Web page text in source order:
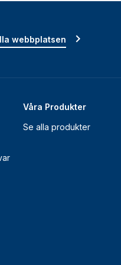
Våra Produkter
Se alla produkter
webbplatsen